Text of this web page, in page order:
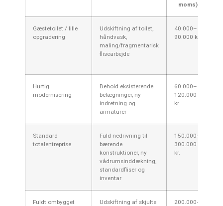
moms)
Gæstetoilet / lille
opgradering
Udskiftning af toilet,
håndvask,
maling/fragmentarisk
flisearbejde
40.000–
90.000 kr.
Hurtig
modernisering
Behold eksisterende
belægninger, ny
indretning og
armaturer
60.000–
120.000
kr.
Standard
totalentreprise
Fuld nedrivning til
bærende
konstruktioner, ny
vådrumsinddækning,
standardfliser og
inventar
150.000–
300.000
kr.
Fuldt ombygget
Udskiftning af skjulte
200.000–